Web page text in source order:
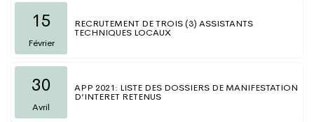
15
Février
RECRUTEMENT DE TROIS (3) ASSISTANTS
TECHNIQUES LOCAUX
30
Avril
APP 2021: LISTE DES DOSSIERS DE MANIFESTATION
D’INTERET RETENUS